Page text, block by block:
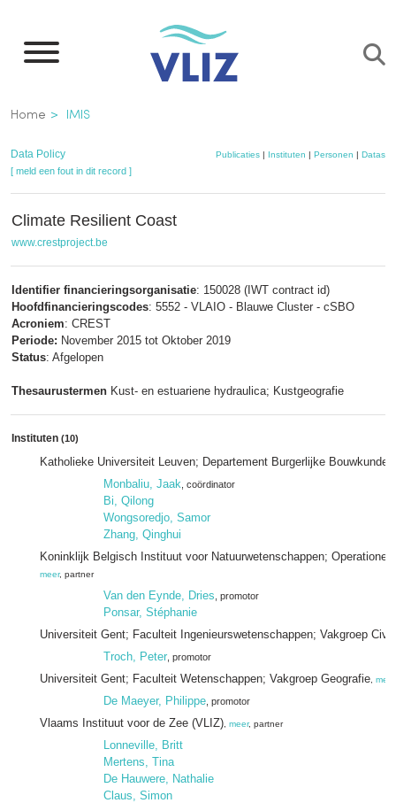
naar
inhoud
gaan
Kruimelpad
Home IMIS
Data Policy Publicaties| Instituten | Personen |
[ meld een fout in dit record ]
Climate Resilient Coast
www.crestproject.be
Identifier financieringsorganisatie: 150028 (IWT contract id)
Hoofdfinancieringscodes: 5552 - VLAIO - Blauwe Cluster - cSBO
Acroniem: CREST
Periode: November 2015 tot Oktober 2019
Status: Afgelopen
Thesaurustermen Kust- en estuariene hydraulica; Kustgeografie
Instituten (10)
Katholieke Universiteit Leuven; Departement Burgerlijke Bouwkunde
Monbaliu, Jaak , coördinator
Bi, Qilong
Wongsoredjo, Samor
Zhang, Qinghui
Koninklijk Belgisch Instituut voor Natuurwetenschappen;
meer, partner
Van den Eynde, Dries , promotor
Ponsar, Stéphanie
Universiteit Gent; Faculteit Ingenieurswetenschappen; Vakgroep
Troch, Peter , promotor
Universiteit Gent; Faculteit Wetenschappen; Vakgroep Geografie meer
De Maeyer, Philippe , promotor
Vlaams Instituut voor de Zee (VLIZ) meer, partner
Lonneville, Britt
Mertens, Tina
De Hauwere, Nathalie
Claus, Simon